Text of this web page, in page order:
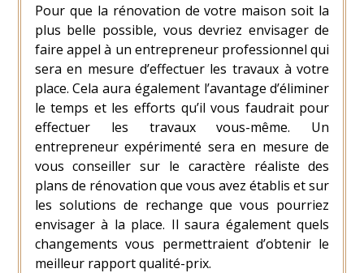
Pour que la rénovation de votre maison soit la
plus belle possible, vous devriez envisager de
faire appel à un entrepreneur professionnel qui
sera en mesure d’effectuer les travaux à votre
place. Cela aura également l’avantage d’éliminer
le temps et les efforts qu’il vous faudrait pour
effectuer les travaux vous-même. Un
entrepreneur expérimenté sera en mesure de
vous conseiller sur le caractère réaliste des
plans de rénovation que vous avez établis et sur
les solutions de rechange que vous pourriez
envisager à la place. Il saura également quels
changements vous permettraient d’obtenir le
meilleur rapport qualité-prix.